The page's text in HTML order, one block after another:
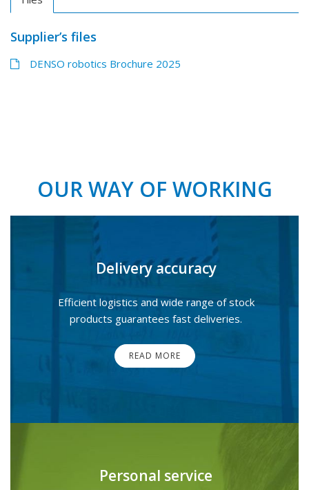
Supplier’s files
DENSO robotics Brochure 2025
OUR WAY OF WORKING
Delivery accuracy
Efficient logistics and wide range of stock
products guarantees fast deliveries.
READ MORE
Personal service